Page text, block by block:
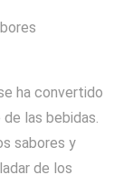
ha convertido
las bebidas.
sabores y
de los